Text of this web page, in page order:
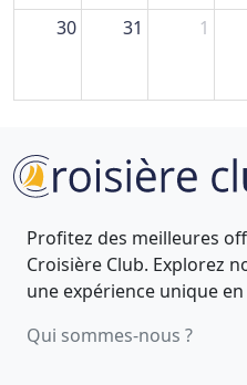
30 31 1
Profitez des meilleures
Croisière Club. Explorez
une expérience unique en
Qui sommes-nous ?